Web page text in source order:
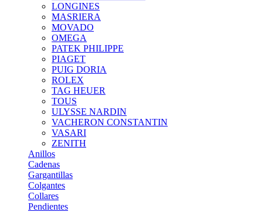
LONGINES
MASRIERA
MOVADO
OMEGA
PATEK PHILIPPE
PIAGET
PUIG DORIA
ROLEX
TAG HEUER
TOUS
ULYSSE NARDIN
VACHERON CONSTANTIN
VASARI
ZENITH
Anillos
Cadenas
Gargantillas
Colgantes
Collares
Pendientes